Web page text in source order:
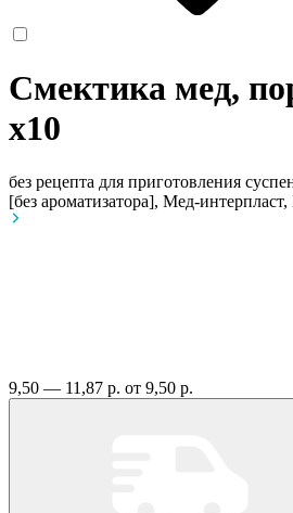
Смектика мед,
x10
без рецепта для приготовления
[без ароматизатора], Мед-интерпласт,
9,50 — 11,87 р. от 9,50 р.